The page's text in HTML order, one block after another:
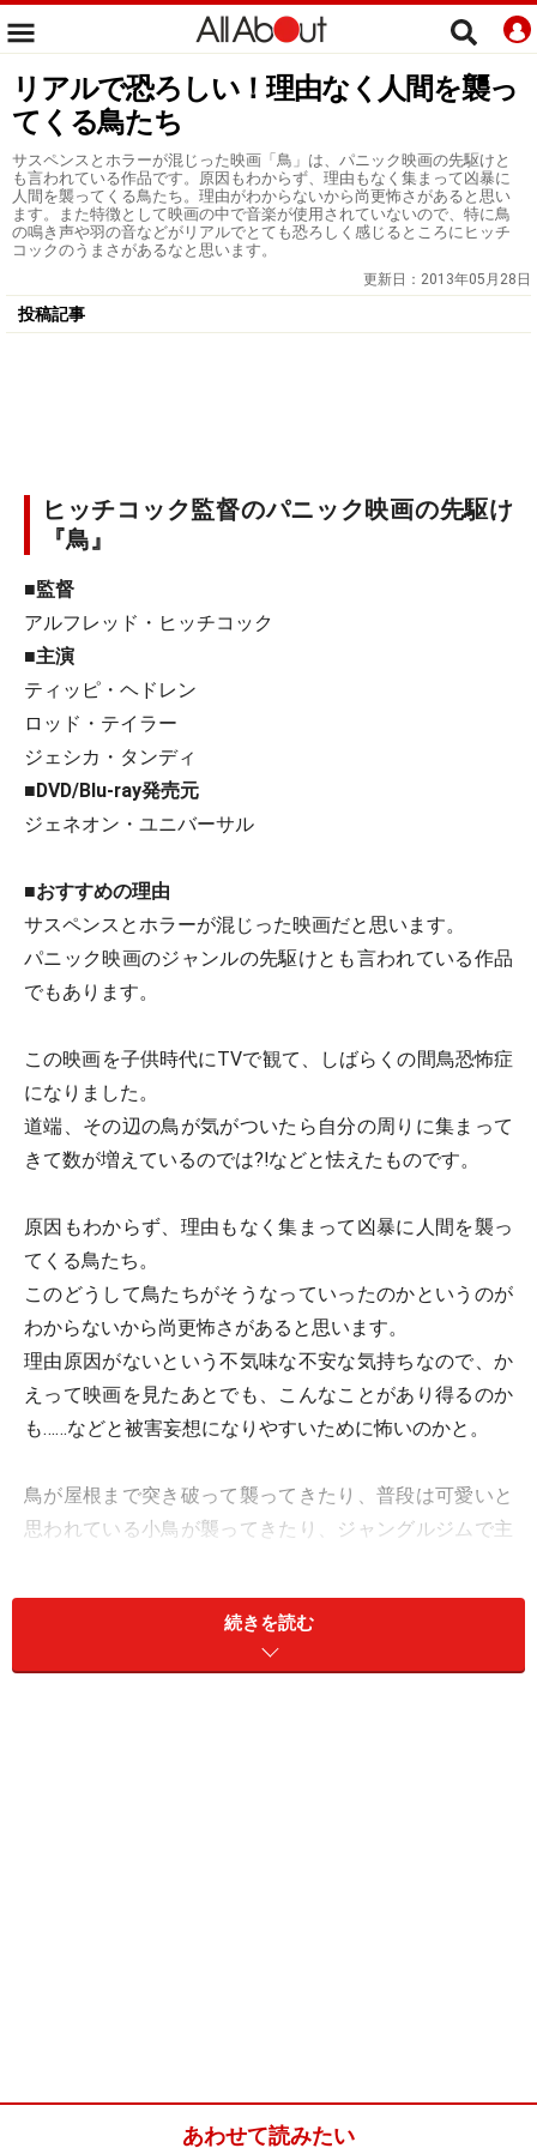
リアルで恐ろしい！理由なく人間を襲っ
てくる鳥たち
サスペンスとホラーが混じった映画「鳥」は、パニック映画の先駆けと
も言われている作品です。原因もわからず、理由もなく集まって凶暴に
人間を襲ってくる鳥たち。理由がわからないから尚更怖さがあると思い
ます。また特徴として映画の中で音楽が使用されていないので、特に鳥
の鳴き声や羽の音などがリアルでとても恐ろしく感じるところにヒッチ
コックのうまさがあるなと思います。
更新日： 2013年05月28日
投稿記事
ヒッチコック監督のパニック映画の先駆け
『鳥』
■監督
アルフレッド・ヒッチコック
■主演
ティッピ・ヘドレン
ロッド・テイラー
ジェシカ・タンディ
■DVD/Blu-ray発売元
ジェネオン・ユニバーサル
■おすすめの理由
サスペンスとホラーが混じった映画だと思います。
パニック映画のジャンルの先駆けとも言われている作品
でもあります。
この映画を子供時代にTVで観て、しばらくの間鳥恐怖症
になりました。
道端、その辺の鳥が気がついたら自分の周りに集まって
きて数が増えているのでは?!などと怯えたものです。
原因もわからず、理由もなく集まって凶暴に人間を襲っ
てくる鳥たち。
このどうして鳥たちがそうなっていったのかというのが
わからないから尚更怖さがあると思います。
理由原因がないという不気味な不安な気持ちなので、か
えって映画を見たあとでも、こんなことがあり得るのか
も……などと被害妄想になりやすいために怖いのかと。
鳥が屋根まで突き破って襲ってきたり、普段は可愛いと
思われている小鳥が襲ってきたり、ジャングルジムで主
に増えているのに気づかないところが観ていてぞっとし
続きを読む
あわせて読みたい